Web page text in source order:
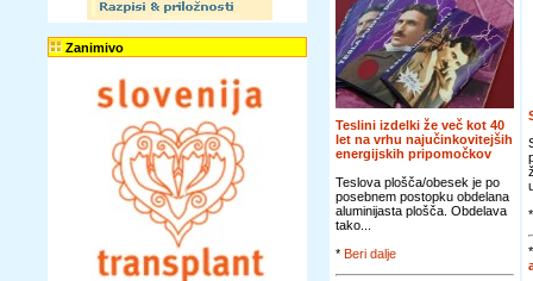
Zanimivo
Teslini izdelki že več kot 40
let na vrhu najučinkovitejših
energijskih pripomočkov
Teslova plošča/obesek je po
posebnem postopku obdelana
aluminijasta plošča. Obdelava
tako...
* Beri dalje